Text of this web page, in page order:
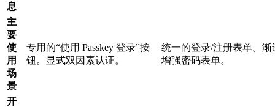
息
主
要
使
用
场
景
专用的“使用 Passkey 登录”按
钮。显式双因素认证。
统一的登录/注册表单。渐
增强密码表单。
开